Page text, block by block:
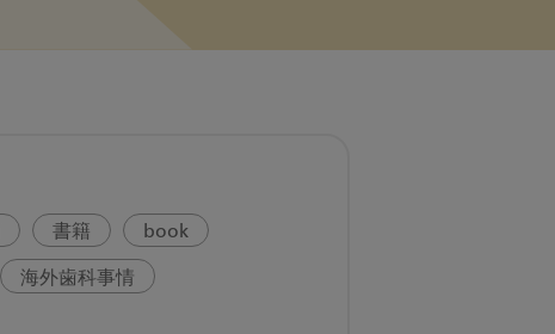
書籍 book
海外歯科事情